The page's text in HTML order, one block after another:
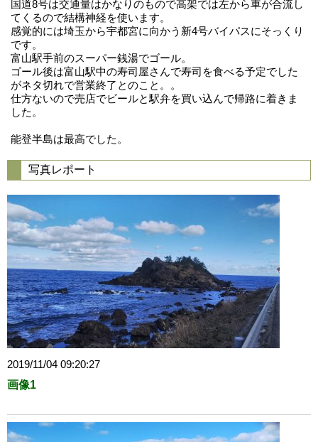
国道8号は交通量はかなりのもので高架では左から車が合流し
てくるので結構神経を使います。
感覚的には埼玉から宇都宮に向かう新4号バイパスにそっくり
です。
富山駅手前のスーパー銭湯でゴール。
ゴール後は富山駅中の寿司屋さんで寿司を食べる予定でした
がネタ切れで営業終了とのこと。。
仕方ないので売店でビールと駅弁を買い込んで帰路に着きま
した。
能登半島は最高でした。
写真レポート
2019/11/04 09:20:27
画像1